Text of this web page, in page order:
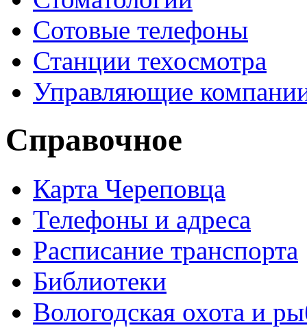
Сотовые телефоны
Станции техосмотра
Управляющие
Справочное
Карта Череповца
Телефоны и адреса
Расписание транспорта
Библиотеки
Вологодская охота и